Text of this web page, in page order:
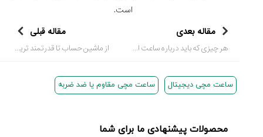
است.
مقاله بعدی
هر چیزی که باید درباره ساعت ادیفایس بدونید
مقاله قبلی
از ماشین حساب تا قدرتمند ترین ساعت مچی جهان (جی شاک کاسیو)
ساعت مچی دیجیتال ساعت مچی مقاوم یا ضد ضربه
محصولات پیشنهادی ما برای شما